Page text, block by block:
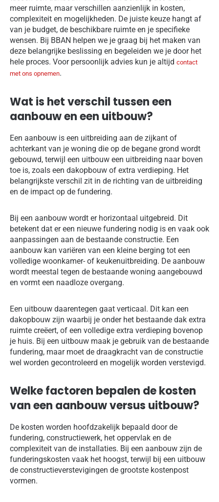
meer ruimte, maar verschillen aanzienlijk in kosten,
complexiteit en mogelijkheden. De juiste keuze hangt af
van je budget, de beschikbare ruimte en je specifieke
wensen. Bij BBAN helpen we je graag bij het maken van
deze belangrijke beslissing en begeleiden we je door het
hele proces. Voor persoonlijk advies kun je altijd contact
met ons opnemen.
Wat is het verschil tussen een
aanbouw en een uitbouw?
Een aanbouw is een uitbreiding aan de zijkant of
achterkant van je woning die op de begane grond wordt
gebouwd, terwijl een uitbouw een uitbreiding naar boven
toe is, zoals een dakopbouw of extra verdieping. Het
belangrijkste verschil zit in de richting van de uitbreiding
en de impact op de fundering.
Bij een aanbouw wordt er horizontaal uitgebreid. Dit
betekent dat er een nieuwe fundering nodig is en vaak ook
aanpassingen aan de bestaande constructie. Een
aanbouw kan variëren van een kleine berging tot een
volledige woonkamer- of keukenuitbreiding. De aanbouw
wordt meestal tegen de bestaande woning aangebouwd
en vormt een naadloze overgang.
Een uitbouw daarentegen gaat verticaal. Dit kan een
dakopbouw zijn waarbij je onder het bestaande dak extra
ruimte creëert, of een volledige extra verdieping bovenop
je huis. Bij een uitbouw maak je gebruik van de bestaande
fundering, maar moet de draagkracht van de constructie
wel worden gecontroleerd en mogelijk worden verstevigd.
Welke factoren bepalen de kosten
van een aanbouw versus uitbouw?
De kosten worden hoofdzakelijk bepaald door de
fundering, constructiewerk, het oppervlak en de
complexiteit van de installaties. Bij een aanbouw zijn de
funderingskosten vaak het hoogst, terwijl bij een uitbouw
de constructieverstevigingen de grootste kostenpost
vormen.